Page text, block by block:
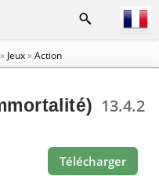
» Jeux»Action
13.4.2
Télécharger